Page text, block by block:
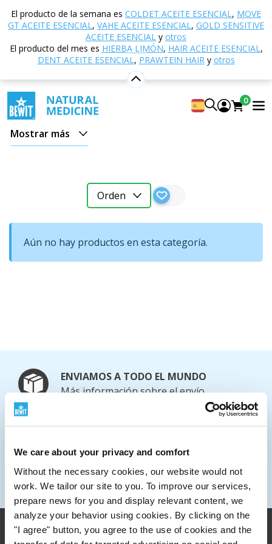
We care about your privacy and comfort
Without the necessary cookies, our website would not
work. We tailor our site to you. To improve our services,
prepare news for you and display relevant content, we
analyze your behavior using cookies. By clicking on the
"I agree" button, you agree to the use of cookies and the
El producto de la semana es COLDET ACEITE ESENCIAL, MOVE
GT ACEITE ESENCIAL, VAHE ACEITE ESENCIAL, GOLD SENSITIVE
ACEITE ESENCIAL y otros
El producto del mes es HIERBA LIMÓN, HAIR ACEITE ESENCIAL,
DENT ACEITE ESENCIAL, PRAWTEIN HAIRy otros
0
Inicio Tienda electrónica
Accesorios para droguería
Accesorios para droguería
El almacenamiento y la dosificación correctos de los
detergentes influyen en su eficacia y vida útil. En esta
categoría encontrará accesorios prácticos para el
almacenamiento y la dosificación adecuados de los
productos de droguería naturales.
El cubo BEWITse utiliza para almacenar los
detergentes de la gama BEWIT Green. Los protege de
la humedad, que podría hacer que se apelmazaran y
Cucharilla medidora
La cucharilla medidora de 30 ml con marcas le ayudará a
dosificar con precisión los detergentes. La cantidad
correcta de detergente significa un mejor resultado de
innecesario.
Consejos para sacar el máximo partido a su colada
¿Quiere que su ropa esté aún más perfumada y suave?
En el blog encontrará instrucciones sobre cómo hacer
Mostrar más
Orden
Aún no hay productos en esta categoría.
ENVIAMOS A TODO EL MUNDO
Más información sobre el envío
+420 552 305 105
HORARIO DE APERTURA
Lunes a viernes: 7:30 - 15:00